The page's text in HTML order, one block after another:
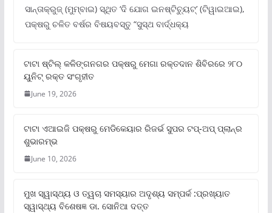
ସାନ୍ତାକ୍ରୁଜ୍ (ମୁମ୍ବାଇ) ସ୍ଥିତ ‘ଦି ଯୋଗ ଇନଷ୍ଟିଚ୍ୟୁଟ୍‌’ (ଟିୱାଇଆଇ),
ପକ୍ଷରୁ ଚଳିତ ବର୍ଷର ବିଷୟବସ୍ତୁ “ସୁସ୍ଥ ବାର୍ଦ୍ଧକ୍ୟ
ଟାଟା ଷ୍ଟିଲ୍‌ କଳିଙ୍ଗନଗର ପକ୍ଷରୁ ମେଗା ରକ୍ତଦାନ ଶିବିରରେ ୨୮୦
ୟୁନିଟ୍‌ ରକ୍ତ ସଂଗୃହୀତ
June 19, 2026
ଟାଟା ଏଆଇଜି ପକ୍ଷରୁ ମେଡିକେୟାର ରିଜର୍ଭ ସୁପର ଟପ୍‌-ଅପ୍ ପ୍ଲାନ୍‌ର
ଶୁଭାରମ୍ଭ
June 10, 2026
ମୁଖ ସ୍ୱାସ୍ଥ୍ୟ ଓ ତ୍ୱଚା ସମସ୍ୟାର ଅଦୃଶ୍ୟ ସମ୍ପର୍କ :ପ୍ରଖ୍ୟାତ
ସ୍ୱାସ୍ଥ୍ୟ ବିଶେଷଜ୍ଞ ଡା. ସୋନିଆ ଦତ୍ତ